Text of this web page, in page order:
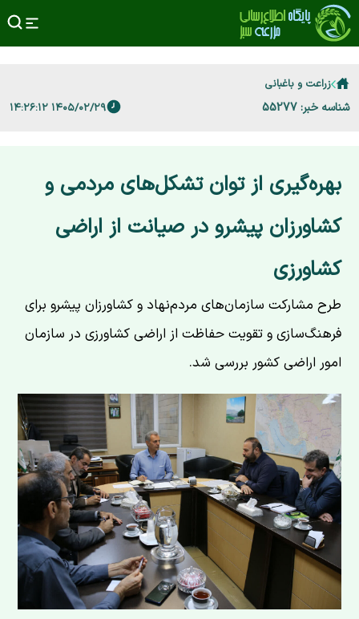
زراعت و باغبانی
شناسه خبر: 55277 ۱۴۰۵/۰۲/۲۹ ۱۴:۲۶:۱۲
بهره‌گیری از توان تشکل‌های مردمی و
کشاورزان پیشرو در صیانت از اراضی
کشاورزی
طرح مشارکت سازمان‌های مردم‌نهاد و کشاورزان پیشرو برای
فرهنگ‌سازی و تقویت حفاظت از اراضی کشاورزی در سازمان
امور اراضی کشور بررسی شد.